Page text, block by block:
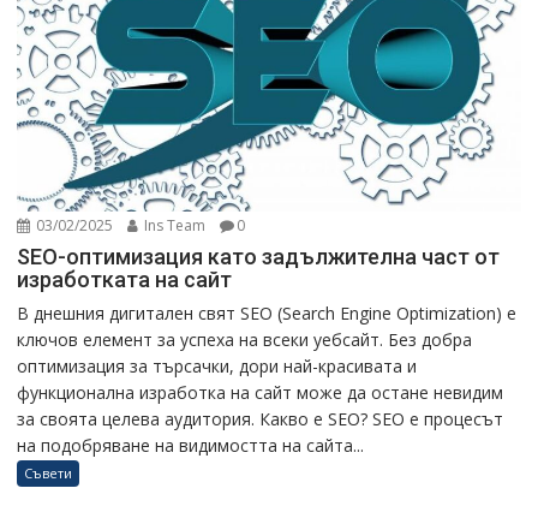
03/02/2025 Ins Team 0
SEO-оптимизация като задължителна част от
изработката на сайт
В днешния дигитален свят SEO (Search Engine Optimization) е
ключов елемент за успеха на всеки уебсайт. Без добра
оптимизация за търсачки, дори най-красивата и
функционална изработка на сайт може да остане невидим
за своята целева аудитория. Какво е SEO? SEO е процесът
на подобряване на видимостта на сайта...
Съвети